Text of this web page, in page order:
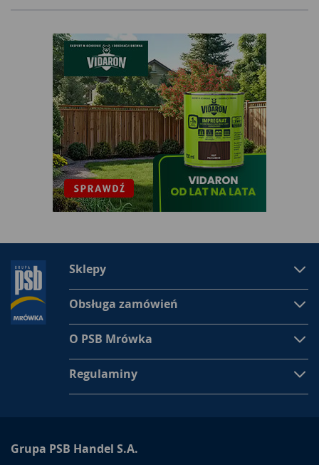
Sklepy
Obsługa zamówień
O PSB Mrówka
Regulaminy
Grupa PSB Handel S.A.